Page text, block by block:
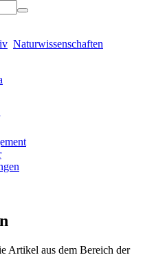
Naturwissenschaften
Artikel aus dem Bereich der